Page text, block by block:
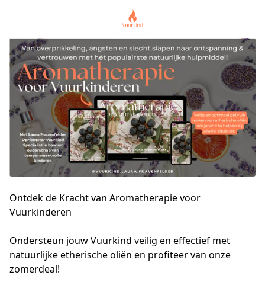
Ontdek de Kracht van Aromatherapie voor
Vuurkinderen
Ondersteun jouw Vuurkind veilig en effectief met
natuurlijke etherische oliën en profiteer van onze
zomerdeal!